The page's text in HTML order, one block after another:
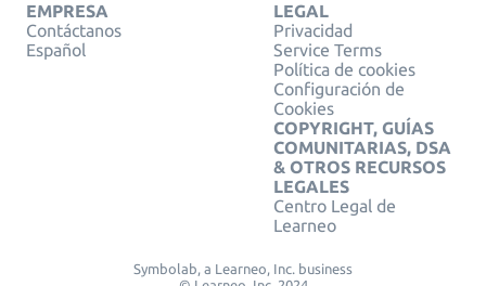
EMPRESA
Contáctanos
Español
LEGAL
Privacidad
Service Terms
Política de cookies
Configuración de
Cookies
COPYRIGHT, GUÍAS
COMUNITARIAS, DSA
& OTROS RECURSOS
LEGALES
Centro Legal de
Learneo
Symbolab, a Learneo, Inc. business